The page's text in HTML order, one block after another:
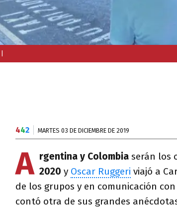
442 MARTES 03 DE DICIEMBRE DE 2019
A rgentina y Colombia serán los
2020 y Oscar Ruggeri viajó a
de los grupos y en comunicación
contó otra de sus grandes